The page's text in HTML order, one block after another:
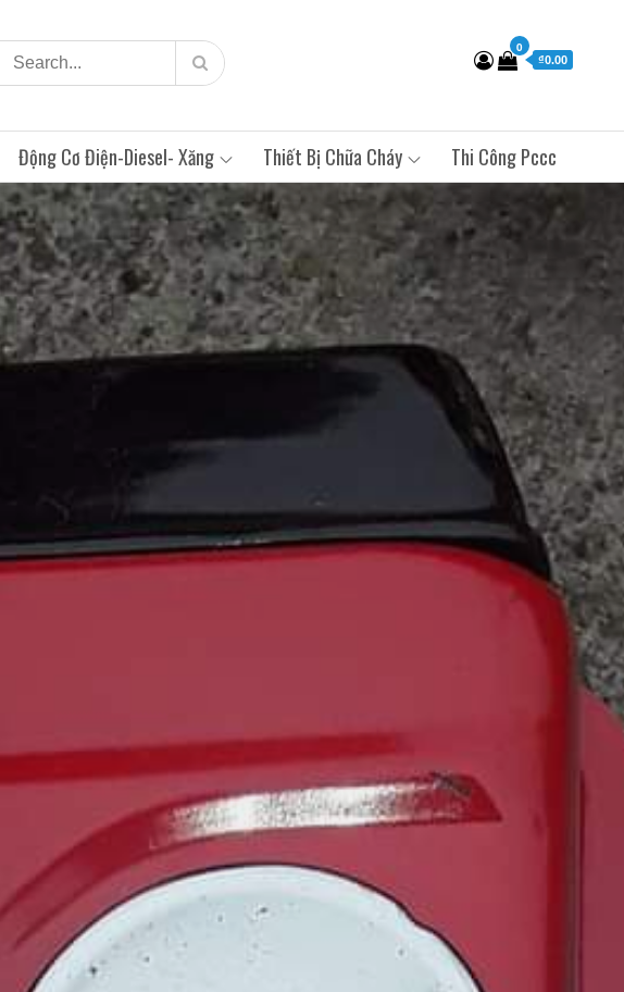
0
₫0.00
Động Cơ Điện-Diesel- Xăng Thiết Bị Chữa Cháy Thi Công Pccc